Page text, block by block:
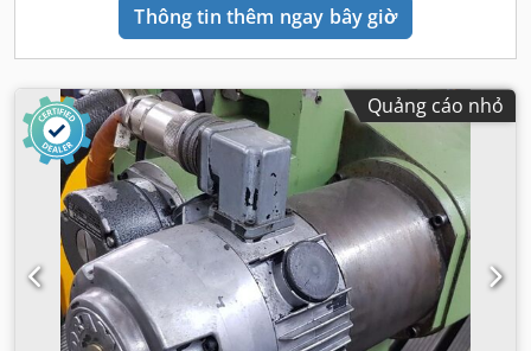
Thông tin thêm ngay bây giờ
Quảng cáo nhỏ